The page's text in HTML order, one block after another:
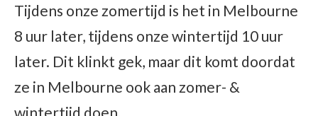
Tijdens onze zomertijd is het in Melbourne
8 uur later, tijdens onze wintertijd 10 uur
later. Dit klinkt gek, maar dit komt doordat
ze in Melbourne ook aan zomer- &
wintertijd doen.